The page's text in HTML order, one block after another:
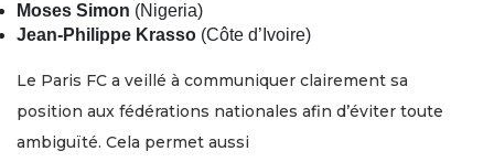
Moses Simon (Nigeria)
Jean-Philippe Krasso (Côte d’Ivoire)
Le Paris FC a veillé à communiquer clairement sa
position aux fédérations nationales afin d’éviter toute
ambiguïté. Cela permet aussi